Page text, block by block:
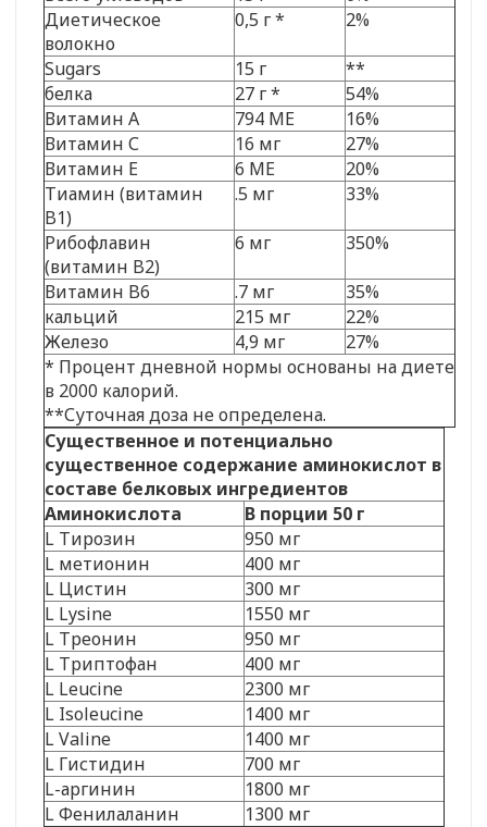
Диетическое
волокно
0,5 г * 2%
Sugars 15 г
**
белка
27 г *
54%
Витамин А
794 МЕ
16%
Витамин С
16 мг
27%
Витамин Е
6 МЕ
20%
Тиамин (витамин
B1)
.5 мг 33%
Рибофлавин
(витамин B2)
6 мг 350%
Витамин B6 .7 мг
35%
кальций
215 мг
22%
Железо
4,9 мг
27%
* Процент дневной нормы основаны на диете
в 2000 калорий.
**Суточная доза не определена.
Существенное и потенциально
существенное содержание аминокислот в
составе белковых ингредиентов
Аминокислота
В порции 50 г
L Тирозин
950 мг
L метионин
400 мг
L Цистин
300 мг
L Lysine
1550 мг
L Треонин
950 мг
L Триптофан
400 мг
L Leucine
2300 мг
L Isoleucine
1400 мг
L Valine
1400 мг
L Гистидин
700 мг
L-аргинин
1800 мг
L Фенилаланин
1300 мг